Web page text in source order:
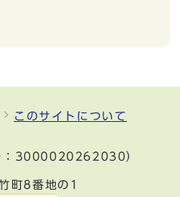
このサイトについて
：3000020262030）
町8番地の1